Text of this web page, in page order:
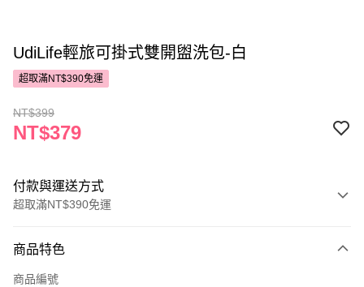
UdiLife輕旅可掛式雙開盥洗包-白
超取滿NT$390免運
NT$399
NT$379
付款與運送方式
超取滿NT$390免運
POYA支付
商品特色
商品編號